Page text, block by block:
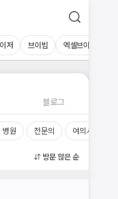
저 브이빔 엑셀브이
블로그
병원 전문의 여의사
방문 많은 순